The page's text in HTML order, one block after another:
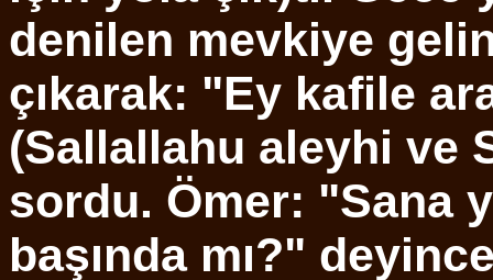
denilen mevkiye
çıkarak: "Ey kafile
(Sallallahu aleyhi ve
sordu. Ömer: "Sana
başında mı?"